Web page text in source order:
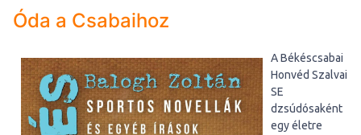
Óda a Csabaihoz
A Békéscsabai
Honvéd Szalvai
SE
dzsúdósaként
egy életre